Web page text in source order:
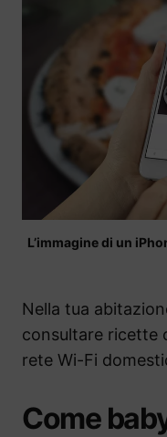
L’immagine di un
Nella tua
consultare ricette
rete Wi-Fi
Come